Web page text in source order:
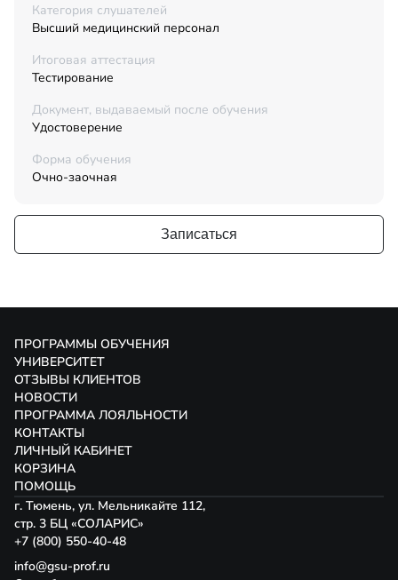
Категория слушателей
Высший медицинский персонал
Итоговая аттестация
Тестирование
Документ, выдаваемый после обучения
Удостоверение
Форма обучения
Очно-заочная
Записаться
ПРОГРАММЫ ОБУЧЕНИЯ
УНИВЕРСИТЕТ
ОТЗЫВЫ КЛИЕНТОВ
НОВОСТИ
ПРОГРАММА ЛОЯЛЬНОСТИ
КОНТАКТЫ
ЛИЧНЫЙ КАБИНЕТ
КОРЗИНА
ПОМОЩЬ
г. Тюмень, ул. Мельникайте 112,
стр. 3 БЦ «СОЛАРИС»
+7 (800) 550-40-48
info@gsu-prof.ru